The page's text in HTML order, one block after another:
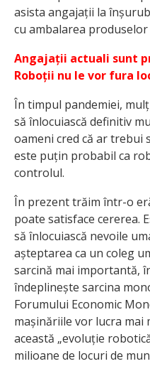
asista angajații la
cu ambalarea
Angajații actuali sunt
Roboții nu le vor fura
În timpul pandemiei,
să înlocuiască definitiv
oameni cred că ar trebui
este puțin probabil ca
controlul.
În prezent trăim într-o
poate satisface cererea.
să înlocuiască nevoile
așteptarea ca un coleg
sarcină mai importantă,
îndeplinește sarcina
Forumului Economic
mașinăriile vor lucra mai
această „evoluție
milioane de locuri de